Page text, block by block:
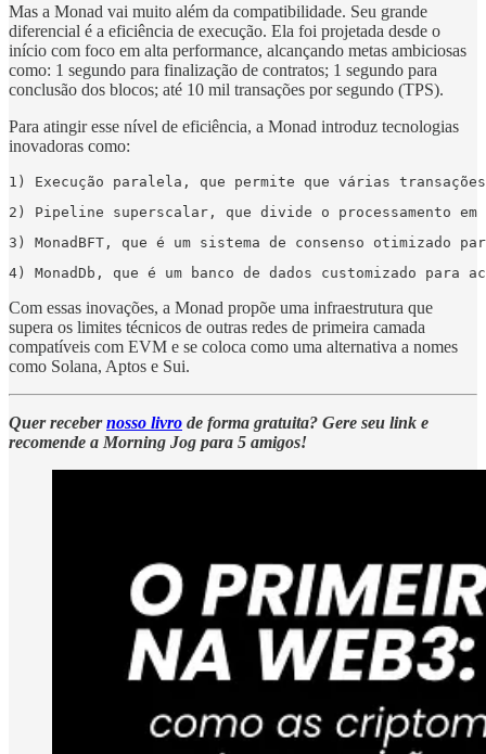
Mas a Monad vai muito além da compatibilidade. Seu grande
diferencial é a eficiência de execução. Ela foi projetada desde o
início com foco em alta performance, alcançando metas ambiciosas
como: 1 segundo para finalização de contratos; 1 segundo para
conclusão dos blocos; até 10 mil transações por segundo (TPS).
Para atingir esse nível de eficiência, a Monad introduz tecnologias
inovadoras como:
1) Execução paralela, que permite que várias transações
2) Pipeline superscalar, que divide o processamento em
3) MonadBFT, que é um sistema de consenso otimizado
4) MonadDb, que é um banco de dados customizado
Com essas inovações, a Monad propõe uma infraestrutura que
supera os limites técnicos de outras redes de primeira camada
compatíveis com EVM e se coloca como uma alternativa a nomes
como Solana, Aptos e Sui.
Quer recebernosso livro de forma gratuita? Gere seu link e
recomende a Morning Jog para 5 amigos!